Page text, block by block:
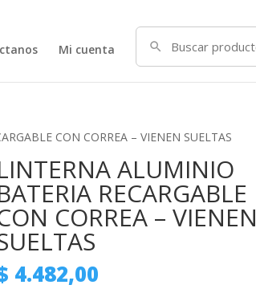
Mi cuenta
CON CORREA – VIENEN SUELTAS
ALUMINIO
RECARGABLE
CORREA – VIENEN
4.482,00